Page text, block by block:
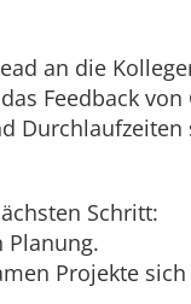
an die
Feedback von
Schritt:
Planung.
Projekte